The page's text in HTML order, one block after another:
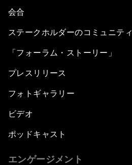
会合
ステークホルダーのコミュニティ
「フォーラム・ストーリー」
プレスリリース
フォトギャラリー
ビデオ
ポッドキャスト
エンゲージメント